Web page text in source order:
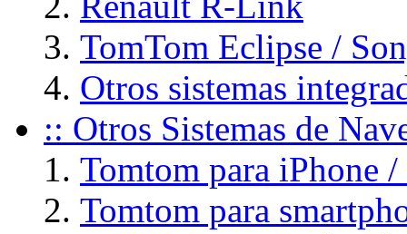
TomTom Eclipse /
Otros sistemas
:: Otros Sistemas de
Tomtom para iPhone
Tomtom para